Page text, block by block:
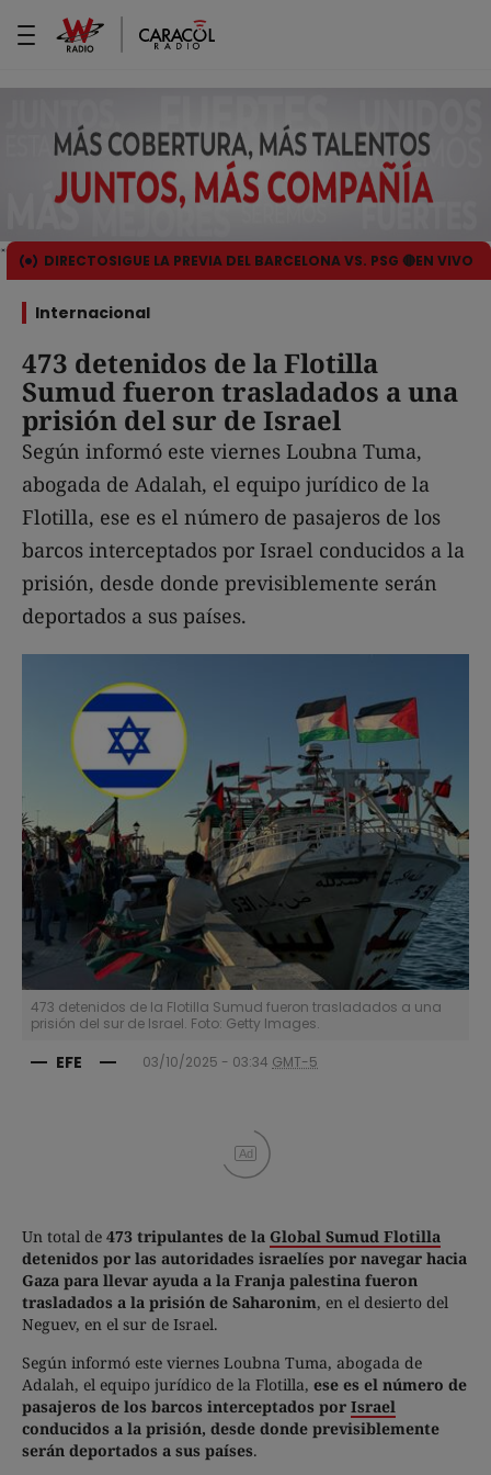
DIRECTOSIGUE LA PREVIA DEL BARCELONA VS. PSG 🔴EN VIVO
Internacional
473 detenidos de la Flotilla
Sumud fueron trasladados a una
prisión del sur de Israel
Según informó este viernes Loubna Tuma,
abogada de Adalah, el equipo jurídico de la
Flotilla, ese es el número de pasajeros de los
barcos interceptados por Israel conducidos a la
prisión, desde donde previsiblemente serán
deportados a sus países.
473 detenidos de la Flotilla Sumud fueron trasladados a una
prisión del sur de Israel. Foto: Getty Images.
EFE 03/10/2025 - 03:34 GMT-5
Ad
Un total de 473 tripulantes de la Global Sumud Flotilla
detenidos por las autoridades israelíes por navegar hacia
Gaza para llevar ayuda a la Franja palestina fueron
trasladados a la prisión de Saharonim, en el desierto del
Neguev, en el sur de Israel.
Según informó este viernes Loubna Tuma, abogada de
Adalah, el equipo jurídico de la Flotilla, ese es el número de
pasajeros de los barcos interceptados por Israel
conducidos a la prisión, desde donde previsiblemente
serán deportados a sus países.